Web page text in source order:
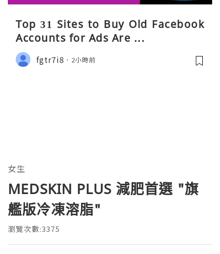
Top 31 Sites to Buy Old Facebook
Accounts​ for Ads Are ...
fgtr7i8 2小時前
女生
MEDSKIN PLUS 減肥首選 "旗
艦版冷凍溶脂"
瀏覽次數:3375